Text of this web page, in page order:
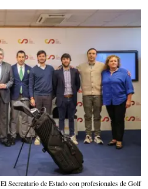
El Secreatario de Estado con profesionales de Golf